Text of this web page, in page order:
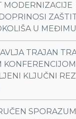
MODERNIZACIJE
U
TRAJAN
KONFERENCIJOM
KLJUČNI